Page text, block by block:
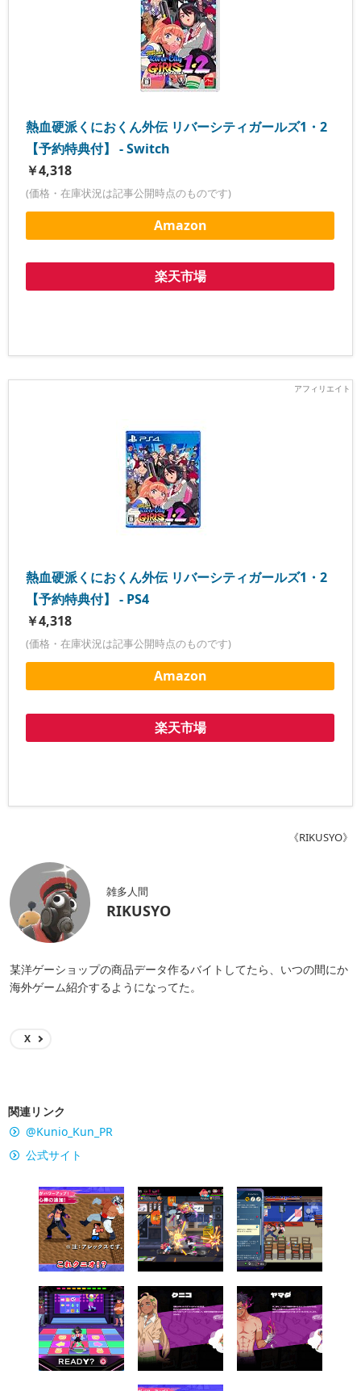
熱血硬派くにおくん外伝 リバーシティガールズ1・2
【予約特典付】 - Switch
￥4,318
(価格・在庫状況は記事公開時点のものです)
Amazon
楽天市場
熱血硬派くにおくん外伝 リバーシティガールズ1・2
【予約特典付】 - PS4
￥4,318
(価格・在庫状況は記事公開時点のものです)
Amazon
楽天市場
《RIKUSYO》
雑多人間
RIKUSYO
某洋ゲーショップの商品データ作るバイトしてたら、いつの間にか
海外ゲーム紹介するようになってた。
X
関連リンク
@Kunio_Kun_PR
公式サイト